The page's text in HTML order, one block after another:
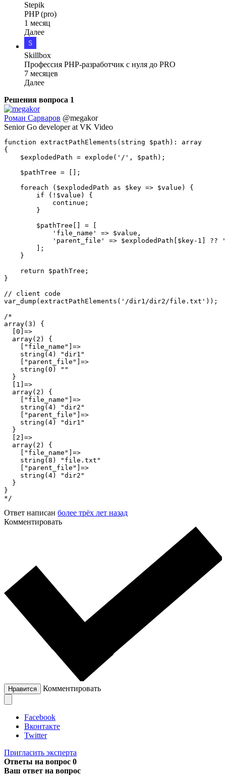
Stepik
PHP (pro)
1 месяц
Далее
Skillbox
Профессия PHP-разработчик с нуля до PRO
7 месяцев
Далее
Решения вопроса 1
Роман Сарваров @megakor
Senior Go developer at VK Video
function extractPathElements(string $path): array
{
    $explodedPath = explode('/', $path);
    $pathTree = [];
    foreach ($explodedPath as $key => $value) {
        if (!$value) {
            continue;
        }
        $pathTree[] = [
            'file_name' => $value,
'parent_file' => $explodedPath[$key-1] ??
        ];
    }
    return $pathTree;
}
// client code
var_dump(extractPathElements('/dir1/dir2/file.txt'));
/*
array(3) {
  [0]=>
  array(2) {
    ["file_name"]=>
    string(4) "dir1"
    ["parent_file"]=>
    string(0) ""
  }
  [1]=>
  array(2) {
    ["file_name"]=>
    string(4) "dir2"
    ["parent_file"]=>
    string(4) "dir1"
  }
  [2]=>
  array(2) {
    ["file_name"]=>
    string(8) "file.txt"
    ["parent_file"]=>
    string(4) "dir2"
  }
}
*/
Ответ написан более трёх лет назад
Комментировать
Нравится Комментировать
Facebook
Вконтакте
Twitter
Пригласить эксперта
Ответы на вопрос 0
Ваш ответ на вопрос